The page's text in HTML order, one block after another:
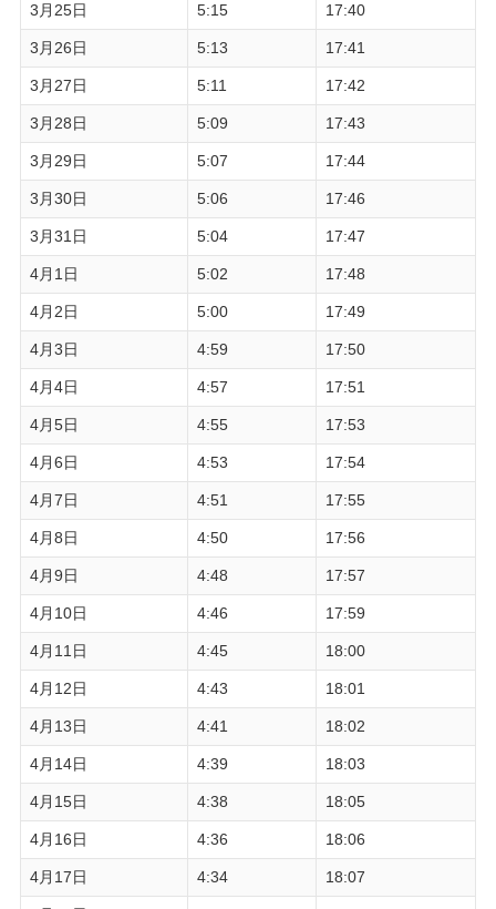
3月25日 5:15 17:40
3月26日 5:13 17:41
3月27日 5:11 17:42
3月28日 5:09 17:43
3月29日 5:07 17:44
3月30日 5:06 17:46
3月31日 5:04 17:47
4月1日 5:02 17:48
4月2日 5:00 17:49
4月3日 4:59 17:50
4月4日 4:57 17:51
4月5日 4:55 17:53
4月6日 4:53 17:54
4月7日 4:51 17:55
4月8日 4:50 17:56
4月9日 4:48 17:57
4月10日 4:46 17:59
4月11日 4:45 18:00
4月12日 4:43 18:01
4月13日 4:41 18:02
4月14日 4:39 18:03
4月15日 4:38 18:05
4月16日 4:36 18:06
4月17日 4:34 18:07